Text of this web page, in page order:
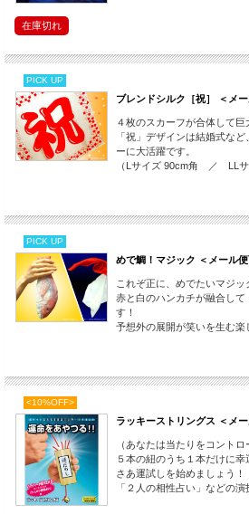
在庫切れ
PICK UP
ブレンドシルク［祝］ ＜メ
４枚のスカーフが合体して巨
「祝」デザインは結婚式な
ーに大活躍です。
（Lサイズ 90cm角 ／ LLサ
PICK UP
めで鯛！マジック ＜メール便
これぞ正に、めでたいマジッ
赤と白のハンカチが融合して
す！
予想外の展開が笑いを生む楽
<10%OFF>
ラッキーストリングス ＜メ
（あなたは当たりをコントロ
５本の紐のうち１本だけに幸
さあ運試しを始めましょう！
「２人の相性占い」などの演